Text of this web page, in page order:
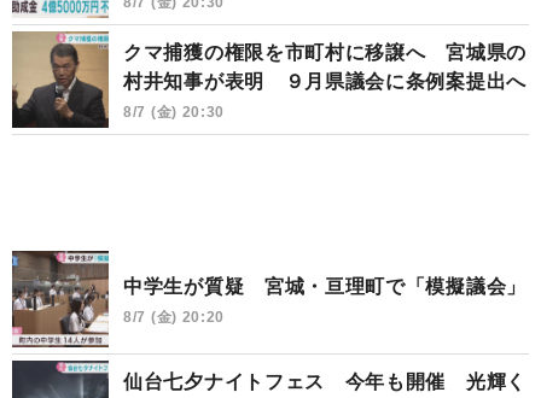
クマ捕獲の権限を市町村に移譲へ 宮城県の
村井知事が表明 ９月県議会に条例案提出へ
8/7 (金) 20:30
中学生が質疑 宮城・亘理町で「模擬議会」
8/7 (金) 20:20
仙台七夕ナイトフェス 今年も開催 光輝く